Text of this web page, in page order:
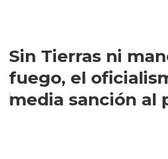
Sin Tierras ni
fuego, el
media sanción al